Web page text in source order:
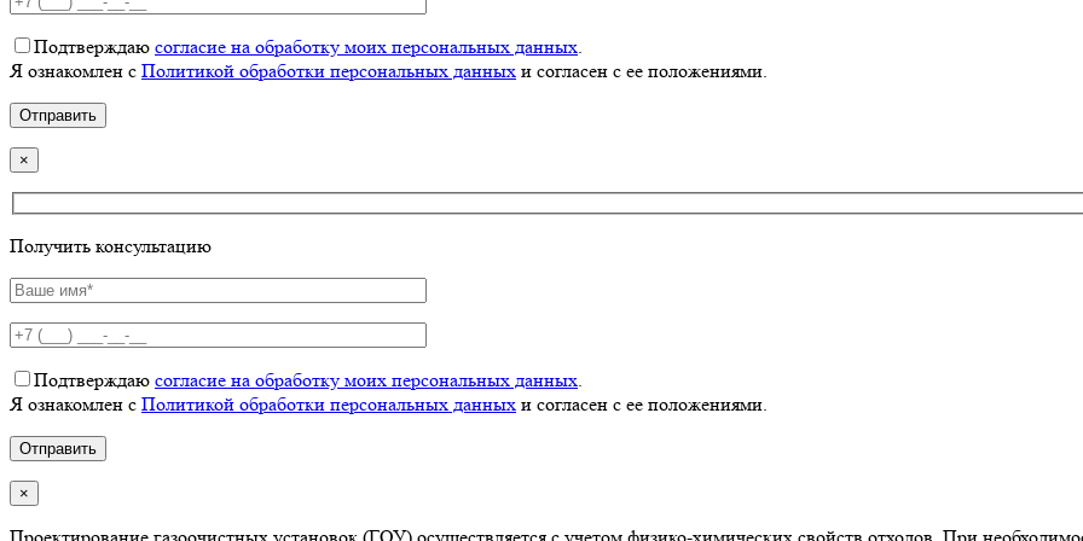
Подтверждаю согласие на обработку моих персональных данных.
Я ознакомлен с Политикой обработки персональных данных и согласен с ее положениями.
×
Получить консультацию
Подтверждаю согласие на обработку моих персональных данных.
Я ознакомлен с Политикой обработки персональных данных и согласен с ее положениями.
×